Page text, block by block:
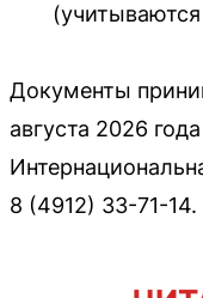
Документы
августа 2026
8 (4912) 33-71-14.